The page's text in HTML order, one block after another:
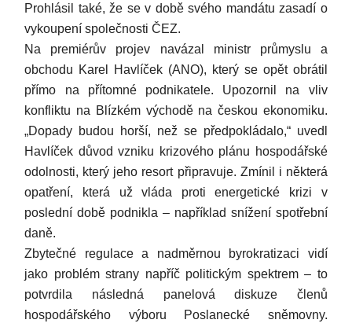
Prohlásil také, že se v době svého mandátu zasadí o
vykoupení společnosti ČEZ.
Na premiérův projev navázal ministr průmyslu a
obchodu Karel Havlíček (ANO), který se opět obrátil
přímo na přítomné podnikatele. Upozornil na vliv
konfliktu na Blízkém východě na českou ekonomiku.
„Dopady budou horší, než se předpokládalo,“ uvedl
Havlíček důvod vzniku krizového plánu hospodářské
odolnosti, který jeho resort připravuje. Zmínil i některá
opatření, která už vláda proti energetické krizi v
poslední době podnikla – například snížení spotřební
daně.
Zbytečné regulace a nadměrnou byrokratizaci vidí
jako problém strany napříč politickým spektrem – to
potvrdila následná panelová diskuze členů
hospodářského výboru Poslanecké sněmovny.